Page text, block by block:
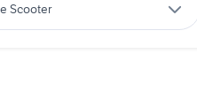
Scooter